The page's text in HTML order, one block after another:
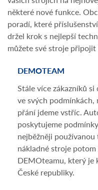
některé nové funkce.
poradí, které
držel krok s nejlepší
můžete své stroje připojit
DEMOTEAM
Stále více zákazníků
ve svých podmínkách,
přání jdeme vstříc.
poskytujeme
nejběžněji
nákladné stroje
DEMOteamu, který je
České republiky.